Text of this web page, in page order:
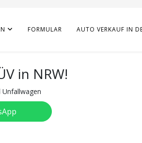
FORMULAR AUTO VERKAUF IN
in NRW!
Unfallwagen